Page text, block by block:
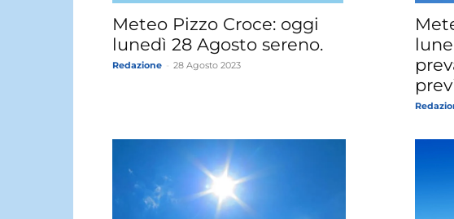
Meteo Pizzo Croce: oggi
lunedì 28 Agosto sereno.
Redazione 28 Agosto 2023